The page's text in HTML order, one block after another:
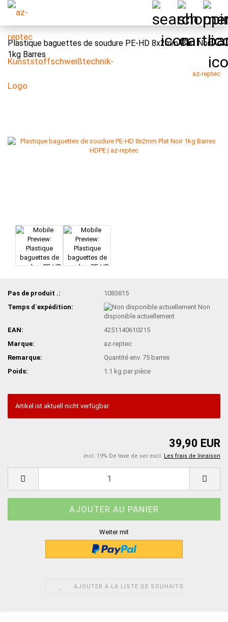
Plastique baguettes de soudure PE-HD 8x2mm Plat Noir
1kg Barres
az-reptec
Pas de produit .:
1083815
Temps d`expédition:
Non
disponible actuellement
EAN:
4251140610215
Marque:
az-reptec
Remarque:
Quantité env. 75 barres
Poids:
1.1 kg par pièce
Artikel ist aktuell nicht verfügbar.
39,90 EUR
incl. 19% De taxe de ser excl. Les frais de livraison
Weiter mit
AJOUTER À LA LISTE DE SOUHAITS